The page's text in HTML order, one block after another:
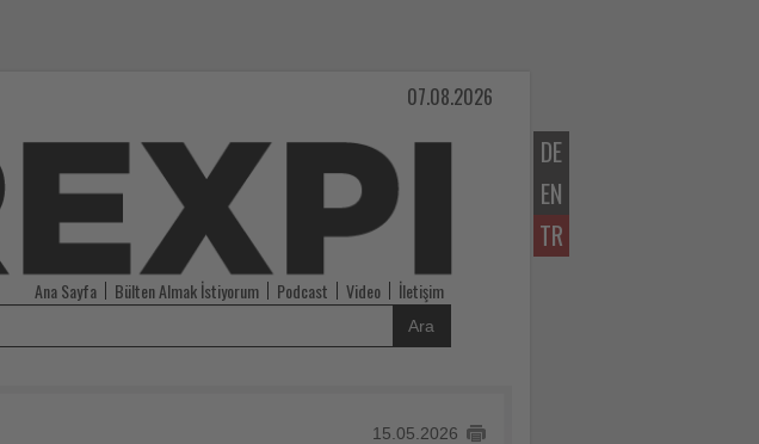
DE
EN
TR
07.08.2026
Ana Sayfa Bülten Almak İstiyorum Podcast Video İletişim
Ara
15.05.2026